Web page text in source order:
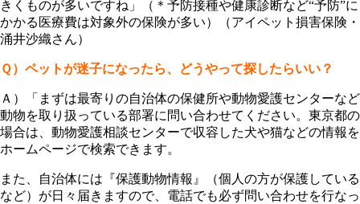
きくものが多いですね」（＊予防接種や健康診断など“予防”に
かかる医療費は対象外の保険が多い）（アイペット損害保険・
涌井沙織さん）
Ｑ）ペットが迷子になったら、どうやって探したらいい？
Ａ）「まずは最寄りの自治体の保健所や動物愛護センターなど
動物を取り扱っている部署に問い合わせてください。東京都の
場合は、動物愛護相談センターで収容した犬や猫などの情報を
ホームページで検索できます。
また、自治体には『保護動物情報』（個人の方が保護している
など）が日々届きますので、電話でも必ず問い合わせを行なっ